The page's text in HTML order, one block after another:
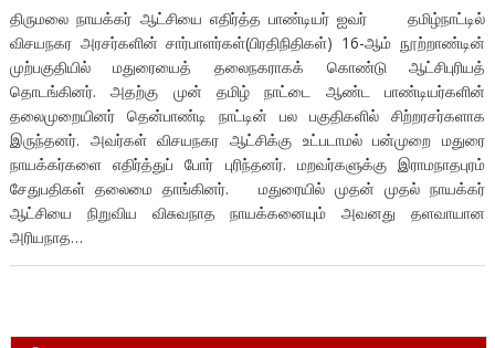
திருமலை நாயக்கர் ஆட்சியை எதிர்த்த பாண்டியர் ஐவர் தமிழ்நாட்டில்
விசயநகர அரசர்களின் சார்பாளர்கள்(பிரதிநிதிகள்) 16-ஆம் நூற்றாண்டின்
முற்பகுதியில் மதுரையைத் தலைநகராகக் கொண்டு ஆட்சிபுரியத்
தொடங்கினர். அதற்கு முன் தமிழ் நாட்டை ஆண்ட பாண்டியர்களின்
தலைமுறையினர் தென்பாண்டி நாட்டின் பல பகுதிகளில் சிற்றரசர்களாக
இருந்தனர். அவர்கள் விசயநகர ஆட்சிக்கு உட்படாமல் பன்முறை மதுரை
நாயக்கர்களை எதிர்த்துப் போர் புரிந்தனர். மறவர்களுக்கு இராமநாதபுரம்
சேதுபதிகள் தலைமை தாங்கினர். மதுரையில் முதன் முதல் நாயக்கர்
ஆட்சியை நிறுவிய விசுவநாத நாயக்கனையும் அவனது தளவாயான
அரியநாத…